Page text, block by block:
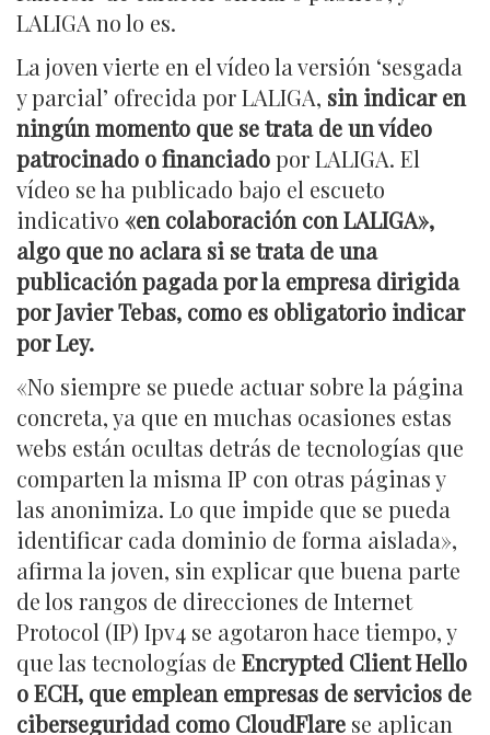
LALIGA no lo es.
La joven vierte en el vídeo la versión ‘sesgada
y parcial’ ofrecida por LALIGA, sin indicar en
ningún momento que se trata de un vídeo
patrocinado o financiadopor LALIGA. El
vídeo se ha publicado bajo el escueto
indicativo «en colaboración con LALIGA»,
algo que no aclara si se trata de una
publicación pagada por la empresa dirigida
por Javier Tebas, como es obligatorio indicar
por Ley.
«No siempre se puede actuar sobre la página
concreta, ya que en muchas ocasiones estas
webs están ocultas detrás de tecnologías que
comparten la misma IP con otras páginas y
las anonimiza. Lo que impide que se pueda
identificar cada dominio de forma aislada»,
afirma la joven, sin explicar que buena parte
de los rangos de direcciones de Internet
Protocol (IP) Ipv4 se agotaron hace tiempo, y
que las tecnologías de Encrypted Client Hello
o ECH, que emplean empresas de servicios de
ciberseguridad como CloudFlare se aplican